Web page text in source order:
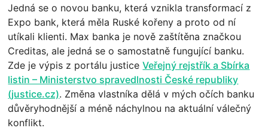
Jedná se o novou banku, která vznikla transformací z
Expo bank, která měla Ruské kořeny a proto od ní
utíkali klienti. Max banka je nově zaštítěna značkou
Creditas, ale jedná se o samostatně fungující banku.
Zde je výpis z portálu justiceVeřejný rejstřík a Sbírka
listin – Ministerstvo spravedlnosti České republiky
(justice.cz). Změna vlastníka dělá v mých očích banku
důvěryhodnější a méně náchylnou na aktuální válečný
konflikt.